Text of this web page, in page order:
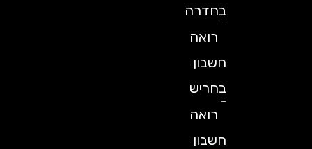
בחדרה
רואה
חשבון
בחריש
רואה
חשבון